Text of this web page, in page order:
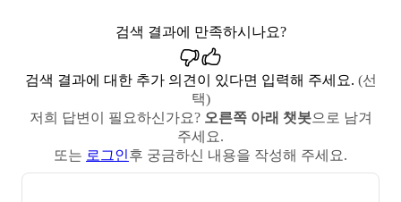
검색 결과에 만족하시나요?
검색 결과에 대한 추가 의견이 있다면 입력해 주세요. (선
택)
저희 답변이 필요하신가요? 오른쪽 아래 챗봇으로 남겨
주세요.
또는 로그인후 궁금하신 내용을 작성해 주세요.